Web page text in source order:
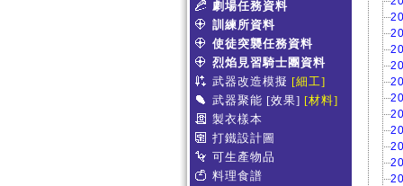
劇場任務資料
訓練所資料
使徒突襲任務資料
烈焰見習騎士團資料
武器改造模擬 [細工]
武器聚能 [效果] [材料]
製衣樣本
打鐵設計圖
可生產物品
料理食譜